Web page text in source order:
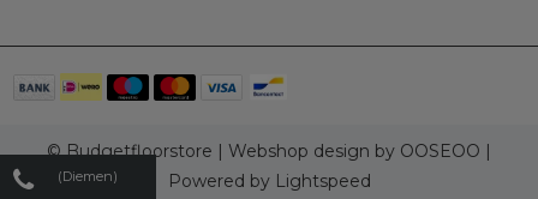
(Diemen)
© Budgetfloorstore | Webshop design by OOSEOO |
Powered by Lightspeed